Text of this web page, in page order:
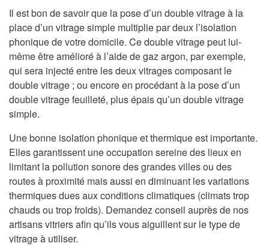
Il est bon de savoir que la pose d’un double vitrage à la
place d’un vitrage simple multiplie par deux l’isolation
phonique de votre domicile. Ce double vitrage peut lui-
même être amélioré à l’aide de gaz argon, par exemple,
qui sera injecté entre les deux vitrages composant le
double vitrage ; ou encore en procédant à la pose d’un
double vitrage feuilleté, plus épais qu’un double vitrage
simple.
Une bonne isolation phonique et thermique est importante.
Elles garantissent une occupation sereine des lieux en
limitant la pollution sonore des grandes villes ou des
routes à proximité mais aussi en diminuant les variations
thermiques dues aux conditions climatiques (climats trop
chauds ou trop froids). Demandez conseil auprès de nos
artisans vitriers afin qu’ils vous aiguillent sur le type de
vitrage à utiliser.